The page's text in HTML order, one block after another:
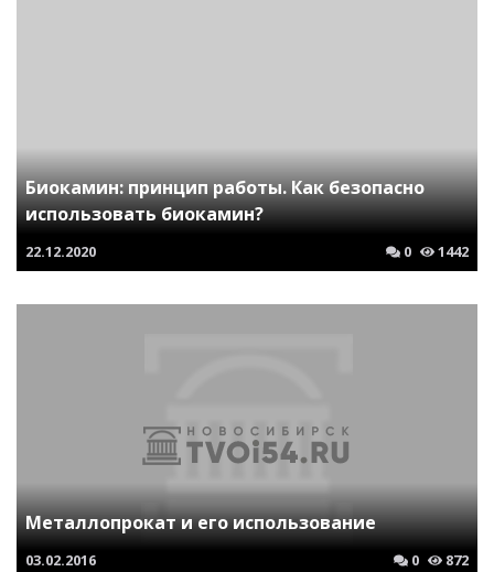
Биокамин: принцип работы. Как безопасно
использовать биокамин?
22.12.2020 0 1442
Металлопрокат и его использование
03.02.2016 0 872